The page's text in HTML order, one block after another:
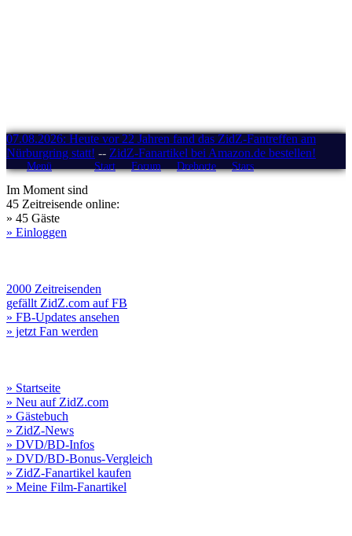
07.08.2026: Heute vor 22 Jahren fand das ZidZ-Fantreffen am
Nürburgring statt! -- ZidZ-Fanartikel bei Amazon.de bestellen!
Menü Start Forum Drehorte Stars
Im Moment sind
45 Zeitreisende online:
» 45 Gäste
» Einloggen
2000 Zeitreisenden
gefällt ZidZ.com auf FB
» FB-Updates ansehen
» jetzt Fan werden
» Startseite
» Neu auf ZidZ.com
» Gästebuch
» ZidZ-News
» DVD/BD-Infos
» DVD/BD-Bonus-Vergleich
» ZidZ-Fanartikel kaufen
» Meine Film-Fanartikel